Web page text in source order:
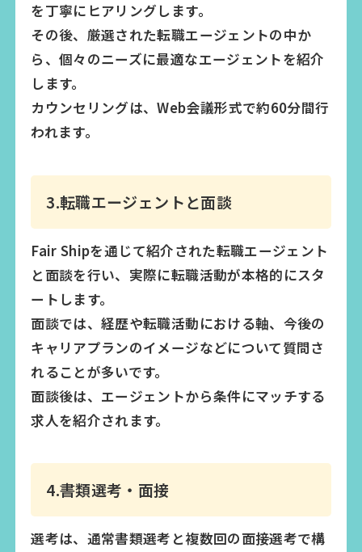
を丁寧にヒアリングします。
その後、厳選された転職エージェントの中か
ら、個々のニーズに最適なエージェントを紹介
します。
カウンセリングは、Web会議形式で約60分間行
われます。
3.転職エージェントと面談
Fair Shipを通じて紹介された転職エージェント
と面談を行い、実際に転職活動が本格的にスタ
ートします。
面談では、経歴や転職活動における軸、今後の
キャリアプランのイメージなどについて質問さ
れることが多いです。
面談後は、エージェントから条件にマッチする
求人を紹介されます。
4.書類選考・面接
選考は、通常書類選考と複数回の面接選考で構